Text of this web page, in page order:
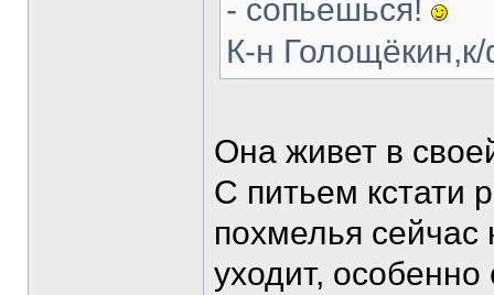
- сопьешься!
К-н
Она живет в
С питьем кстати
похмелья сейчас
уходит,